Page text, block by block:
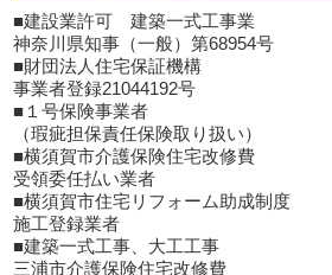
■建設業許可 建築一式工事業
神奈川県知事（一般）第68954号
■財団法人住宅保証機構
事業者登録21044192号
■１号保険事業者
（瑕疵担保責任保険取り扱い）
■横須賀市介護保険住宅改修費
受領委任払い業者
■横須賀市住宅リフォーム助成制度
施工登録業者
■建築一式工事、大工工事
三浦市介護保険住宅改修費